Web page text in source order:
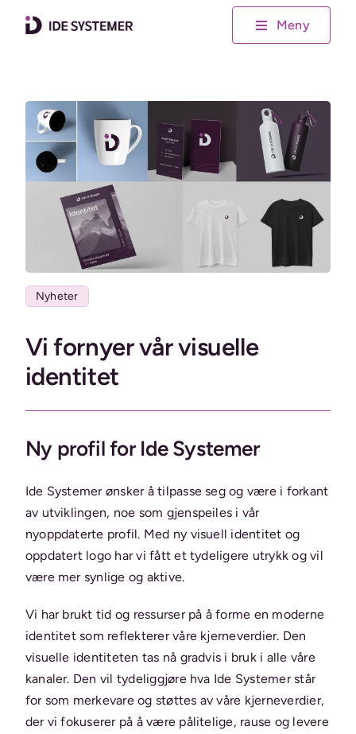
Meny
Nyheter
Vi fornyer vår visuelle
identitet
Ny profil for Ide Systemer
Ide Systemer ønsker å tilpasse seg og være i forkant
av utviklingen, noe som gjenspeiles i vår
nyoppdaterte profil. Med ny visuell identitet og
oppdatert logo har vi fått et tydeligere utrykk og vil
være mer synlige og aktive.
Vi har brukt tid og ressurser på å forme en moderne
identitet som reflekterer våre kjerneverdier. Den
visuelle identiteten tas nå gradvis i bruk i alle våre
kanaler. Den vil tydeliggjøre hva Ide Systemer står
for som merkevare og støttes av våre kjerneverdier,
der vi fokuserer på å være pålitelige, rause og levere